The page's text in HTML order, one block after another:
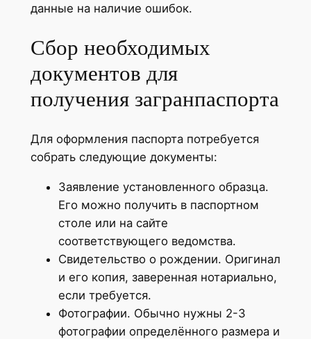
данные на наличие ошибок.
Сбор необходимых
документов для
получения загранпаспорта
Для оформления паспорта потребуется
собрать следующие документы:
Заявление установленного образца.
Его можно получить в паспортном
столе или на сайте
соответствующего ведомства.
Свидетельство о рождении. Оригинал
и его копия, заверенная нотариально,
если требуется.
Фотографии. Обычно нужны 2-3
фотографии определённого размера и